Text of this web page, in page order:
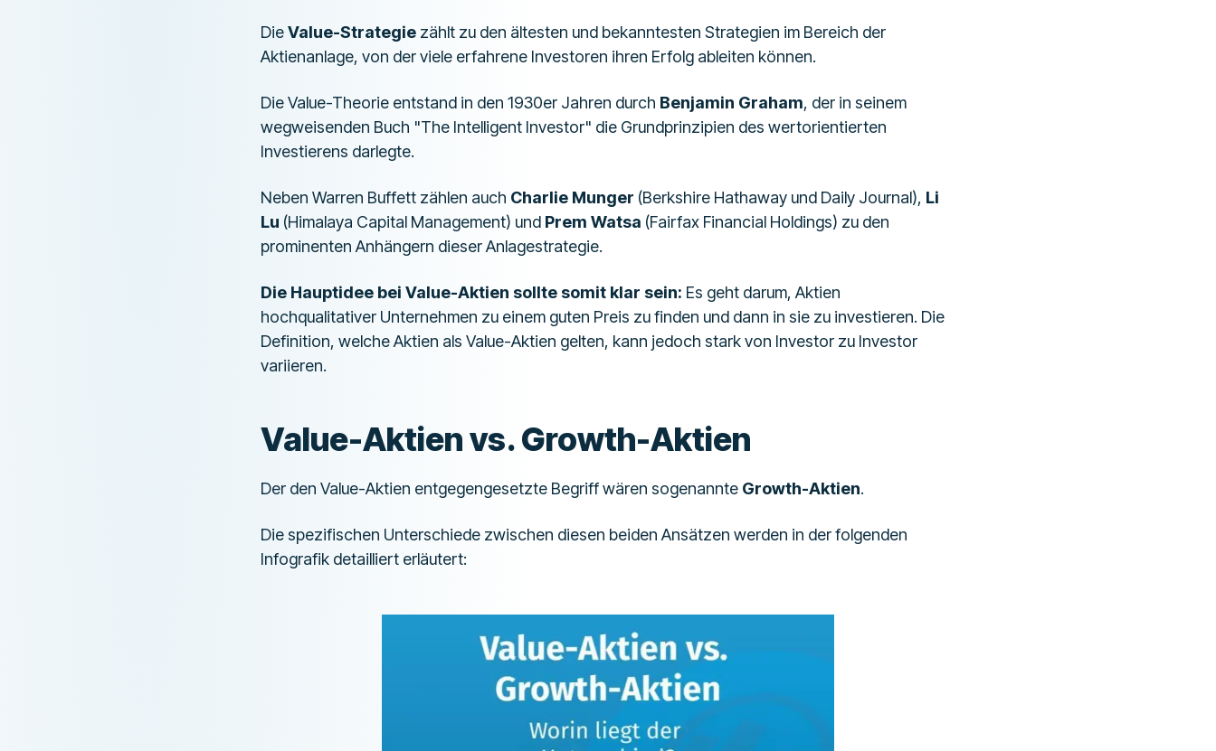
DieValue-Strategie zählt zu den ältesten und bekanntesten Strategien im Bereich der
Aktienanlage, von der viele erfahrene Investoren ihren Erfolg ableiten können.
Die Value-Theorie entstand in den 1930er Jahren durch Benjamin Graham, der in seinem
wegweisenden Buch "The Intelligent Investor" die Grundprinzipien des wertorientierten
Investierens darlegte.
Neben Warren Buffett zählen auch Charlie Munger (Berkshire Hathaway und Daily Journal), Li
Lu (Himalaya Capital Management) und Prem Watsa (Fairfax Financial Holdings) zu den
prominenten Anhängern dieser Anlagestrategie.
Die Hauptidee bei Value-Aktien sollte somit klar sein: Es geht darum, Aktien
hochqualitativer Unternehmen zu einem guten Preis zu finden und dann in sie zu investieren. Die
Definition, welche Aktien als Value-Aktien gelten, kann jedoch stark von Investor zu Investor
variieren.
Value-Aktien vs. Growth-Aktien
Der den Value-Aktien entgegengesetzte Begriff wären sogenannte Growth-Aktien.
Die spezifischen Unterschiede zwischen diesen beiden Ansätzen werden in der folgenden
Infografik detailliert erläutert: